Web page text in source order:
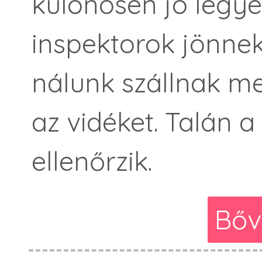
inspektorok
nálunk szállnak
az vidéket. Talán
ellenőrzik.